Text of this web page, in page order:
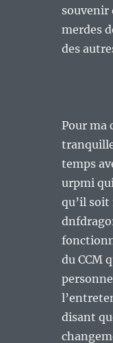
souvenir
merdes
des
Pour ma
temps
urpmi
qu’il
du CCM
disant